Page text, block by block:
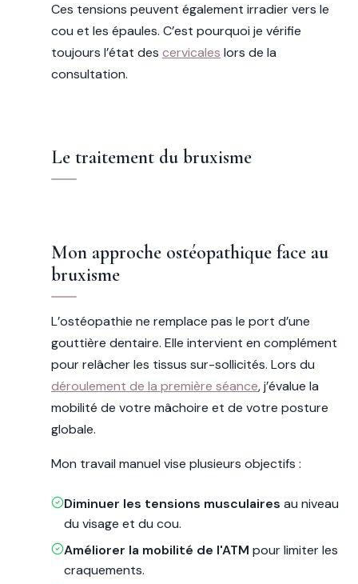
Ces tensions peuvent également irradier vers le
cou et les épaules. C’est pourquoi je vérifie
toujours l’état des cervicales lors de la
consultation.
Le traitement du bruxisme
Mon approche ostéopathique face au
bruxisme
L’ostéopathie ne remplace pas le port d’une
gouttière dentaire. Elle intervient en complément
pour relâcher les tissus sur-sollicités. Lors du
déroulement de la première séance, j’évalue la
mobilité de votre mâchoire et de votre posture
globale.
Mon travail manuel vise plusieurs objectifs :
Diminuer les tensions musculaires au niveau
du visage et du cou.
Améliorer la mobilité de l'ATM pour limiter les
craquements.